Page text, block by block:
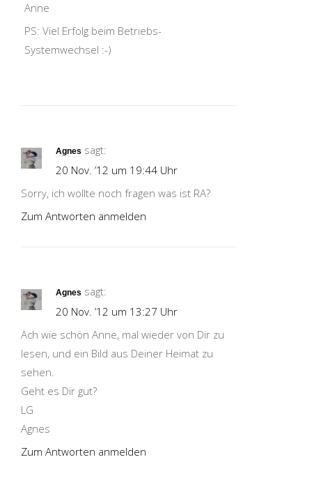
Anne
PS: Viel Erfolg beim Betriebs-
Systemwechsel :-)
Agnes sagt:
20 Nov. ’12 um 19:44 Uhr
Sorry, ich wollte noch fragen was ist RA?
Zum Antworten anmelden
Agnes sagt:
20 Nov. ’12 um 13:27 Uhr
Ach wie schön Anne, mal wieder von Dir zu
lesen, und ein Bild aus Deiner Heimat zu
sehen.
Geht es Dir gut?
LG
Agnes
Zum Antworten anmelden